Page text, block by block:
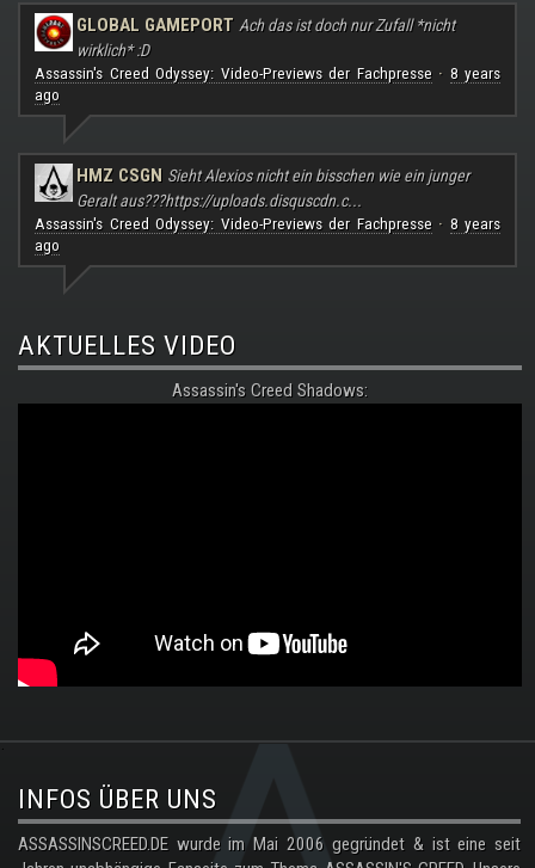
GLOBAL GAMEPORT Ach das ist doch nur Zufall *nicht
wirklich* :D
Assassin's Creed Odyssey: Video-Previews der Fachpresse· 8 years
ago
HMZ CSGN Sieht Alexios nicht ein bisschen wie ein junger
Geralt aus???https://uploads.disquscdn.c...
Assassin's Creed Odyssey: Video-Previews der Fachpresse· 8 years
ago
AKTUELLES VIDEO
Assassin's Creed Shadows:
.
INFOS ÜBER UNS
ASSASSINSCREED.DE wurde im Mai 2006 gegründet & ist eine seit